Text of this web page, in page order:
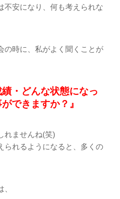
不安になり、何も考えられな
の時に、私がよく聞くことが
績・どんな状態になっ
できますか？』
れませんね(笑)
られるようになると、多くの